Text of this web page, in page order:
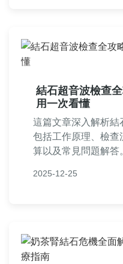
結石超音波檢查
用一次看懂
這篇文章深入解析結
包括工作原理、檢查
算以及常見問題解答
2025-12-25